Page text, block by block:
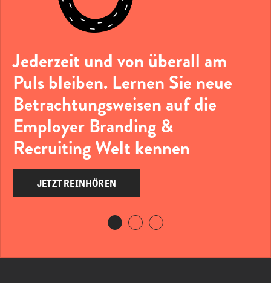
Jederzeit und von überall am
Puls bleiben. Lernen Sie neue
Betrachtungsweisen auf die
Employer Branding &
Recruiting Welt kennen
JETZT REINHÖREN